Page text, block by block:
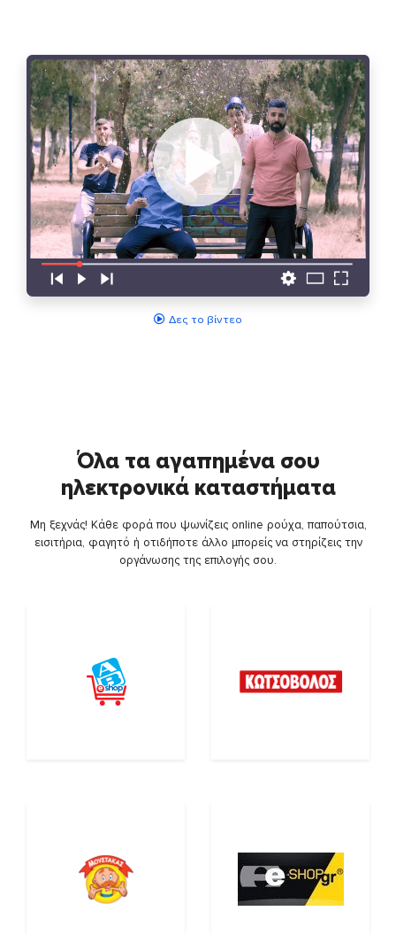
Δες το βίντεο
Όλα τα αγαπημένα σου
ηλεκτρονικά καταστήματα
Μη ξεχνάς! Κάθε φορά που ψωνίζεις online ρούχα, παπούτσια,
εισιτήρια, φαγητό ή οτιδήποτε άλλο μπορείς να στηρίζεις την
οργάνωσης της επιλογής σου.